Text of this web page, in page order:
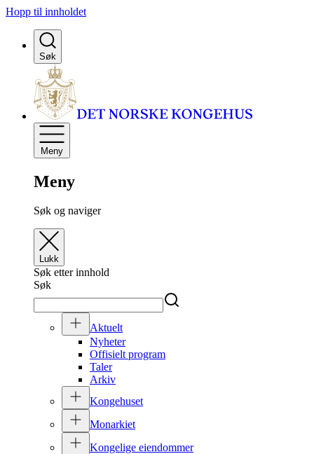
Hopp til innholdet
Søk
Meny
Meny
Søk og naviger
Lukk
Søk etter innhold
Søk
Aktuelt
Nyheter
Offisielt program
Taler
Arkiv
Kongehuset
Monarkiet
Kongelige eiendommer